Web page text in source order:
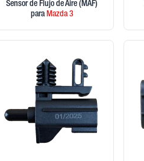
Sensor de Flujo de Aire (MAF)
paraMazda3